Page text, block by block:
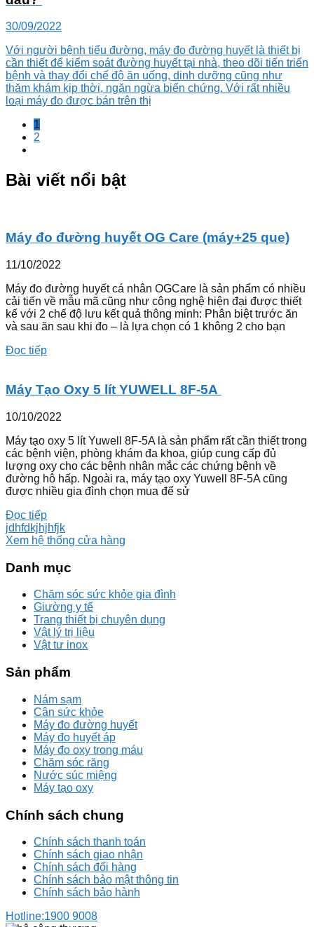
30/09/2022
Với người bệnh tiểu đường, máy đo đường huyết là thiết bị
cần thiết để kiểm soát đường huyết tại nhà, theo dõi tiến triển
bệnh và thay đổi chế độ ăn uống, dinh dưỡng cũng như
thăm khám kịp thời, ngăn ngừa biến chứng. Với rất nhiều
loại máy đo được bán trên thị
1
2
Bài viết nổi bật
Máy đo đường huyết OG Care (máy+25 que)
11/10/2022
Máy đo đường huyết cá nhân OGCare là sản phẩm có nhiều
cải tiến về mẫu mã cũng như công nghệ hiện đại được thiết
kế với 2 chế độ lưu kết quả thông minh: Phân biệt trước ăn
và sau ăn sau khi đo – là lựa chọn có 1 không 2 cho bạn
Đọc tiếp
Máy Tạo Oxy 5 lít YUWELL 8F-5A
10/10/2022
Máy tạo oxy 5 lít Yuwell 8F-5A là sản phẩm rất cần thiết trong
các bệnh viện, phòng khám đa khoa, giúp cung cấp đủ
lượng oxy cho các bệnh nhân mắc các chứng bệnh về
đường hô hấp. Ngoài ra, máy tạo oxy Yuwell 8F-5A cũng
được nhiều gia đình chọn mua để sử
Đọc tiếp
jdhfdkjhjhfjk
Xem hệ thống cửa hàng
Danh mục
Chăm sóc sức khỏe gia đình
Giường y tế
Trang thiết bị chuyên dụng
Vật lý trị liệu
Vật tư inox
Sản phẩm
Nám sạm
Cân sức khỏe
Máy đo đường huyết
Máy đo huyết áp
Máy đo oxy trong máu
Chăm sóc răng
Nước súc miệng
Máy tạo oxy
Chính sách chung
Chính sách thanh toán
Chính sách giao nhận
Chính sách đổi hàng
Chính sách bảo mật thông tin
Chính sách bảo hành
Hotline:1900 9008